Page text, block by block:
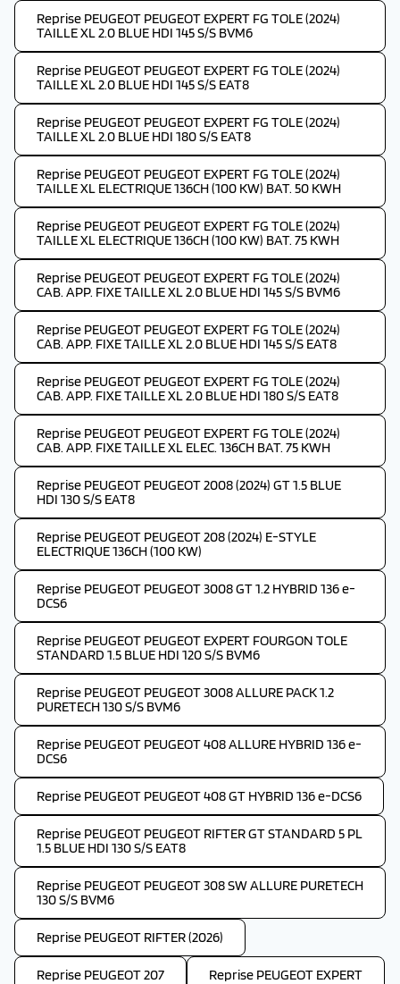
Reprise PEUGEOT PEUGEOT EXPERT FG TOLE (2024)
TAILLE XL 2.0 BLUE HDI 145 S/S BVM6
Reprise PEUGEOT PEUGEOT EXPERT FG TOLE (2024)
TAILLE XL 2.0 BLUE HDI 145 S/S EAT8
Reprise PEUGEOT PEUGEOT EXPERT FG TOLE (2024)
TAILLE XL 2.0 BLUE HDI 180 S/S EAT8
Reprise PEUGEOT PEUGEOT EXPERT FG TOLE (2024)
TAILLE XL ELECTRIQUE 136CH (100 KW) BAT. 50 KWH
Reprise PEUGEOT PEUGEOT EXPERT FG TOLE (2024)
TAILLE XL ELECTRIQUE 136CH (100 KW) BAT. 75 KWH
Reprise PEUGEOT PEUGEOT EXPERT FG TOLE (2024)
CAB. APP. FIXE TAILLE XL 2.0 BLUE HDI 145 S/S BVM6
Reprise PEUGEOT PEUGEOT EXPERT FG TOLE (2024)
CAB. APP. FIXE TAILLE XL 2.0 BLUE HDI 145 S/S EAT8
Reprise PEUGEOT PEUGEOT EXPERT FG TOLE (2024)
CAB. APP. FIXE TAILLE XL 2.0 BLUE HDI 180 S/S EAT8
Reprise PEUGEOT PEUGEOT EXPERT FG TOLE (2024)
CAB. APP. FIXE TAILLE XL ELEC. 136CH BAT. 75 KWH
Reprise PEUGEOT PEUGEOT 2008 (2024) GT 1.5 BLUE
HDI 130 S/S EAT8
Reprise PEUGEOT PEUGEOT 208 (2024) E-STYLE
ELECTRIQUE 136CH (100 KW)
Reprise PEUGEOT PEUGEOT 3008 GT 1.2 HYBRID 136 e-
DCS6
Reprise PEUGEOT PEUGEOT EXPERT FOURGON TOLE
STANDARD 1.5 BLUE HDI 120 S/S BVM6
Reprise PEUGEOT PEUGEOT 3008 ALLURE PACK 1.2
PURETECH 130 S/S BVM6
Reprise PEUGEOT PEUGEOT 408 ALLURE HYBRID 136 e-
DCS6
Reprise PEUGEOT PEUGEOT 408 GT HYBRID 136 e-DCS6
Reprise PEUGEOT PEUGEOT RIFTER GT STANDARD 5 PL
1.5 BLUE HDI 130 S/S EAT8
Reprise PEUGEOT PEUGEOT 308 SW ALLURE PURETECH
130 S/S BVM6
Reprise PEUGEOT RIFTER (2026)
Reprise PEUGEOT 207 Reprise PEUGEOT EXPERT